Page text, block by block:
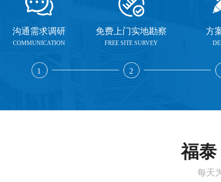
沟通需求调研
COMMUNICATION
1
免费上门实地勘察
FREE SITE SURVEY
2
方
福泰
每天